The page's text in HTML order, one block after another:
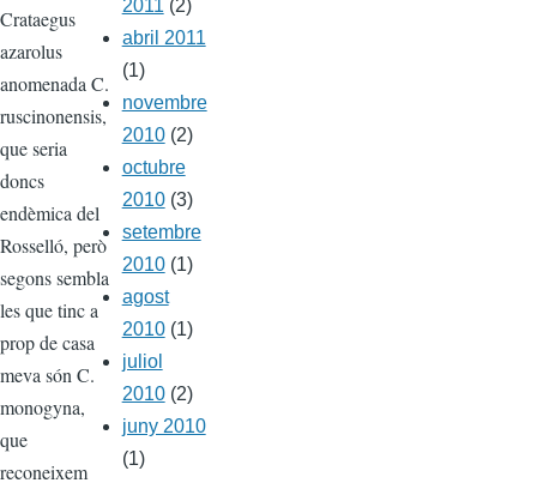
Crataegus
azarolus
anomenada C.
ruscinonensis,
que seria
doncs
endèmica del
Rosselló, però
segons sembla
les que tinc a
prop de casa
meva són C.
monogyna,
que
reconeixem
2011(2)
abril 2011
(1)
novembre
2010(2)
octubre
2010(3)
setembre
2010(1)
agost
2010(1)
juliol
2010(2)
juny 2010
(1)